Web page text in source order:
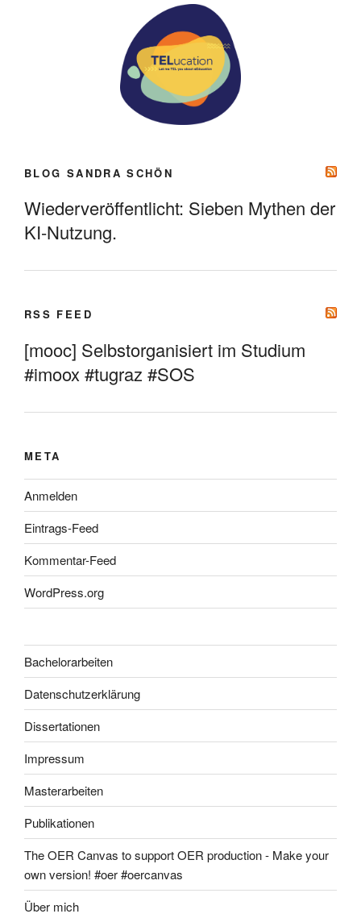
BLOG SANDRA SCHÖN
Wiederveröffentlicht: Sieben Mythen der
KI-Nutzung.
RSS FEED
[mooc] Selbstorganisiert im Studium
#imoox #tugraz #SOS
META
Anmelden
Eintrags-Feed
Kommentar-Feed
WordPress.org
Bachelorarbeiten
Datenschutzerklärung
Dissertationen
Impressum
Masterarbeiten
Publikationen
The OER Canvas to support OER production - Make your
own version! #oer #oercanvas
Über mich